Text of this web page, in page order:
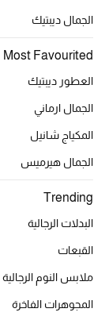
الموسم الجديد
تشكيلة الأحذية
أبرز المصممين
الجمال ديبتيك
Most Favourited
العطور ديبتيك
الجمال ارماني
المكياج شانيل
الجمال هيرميس
Trending
البدلات الرجالية
القبعات
ملابس النوم الرجالية
المجوهرات الفاخرة